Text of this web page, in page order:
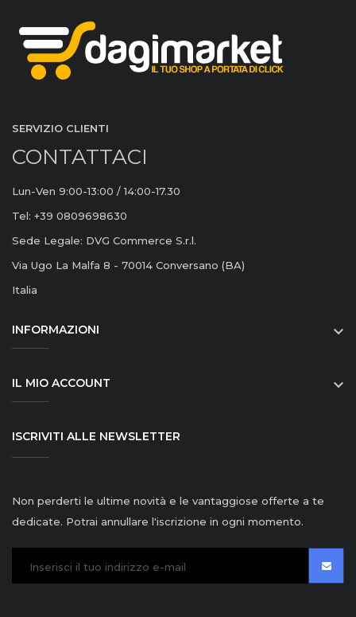
SERVIZIO CLIENTI
CONTATTACI
Lun-Ven 9:00-13:00 / 14:00-17.30
Tel: +39 0809698630
Sede Legale: DVG Commerce S.r.l.
Via Ugo La Malfa 8 - 70014 Conversano (BA)
Italia
INFORMAZIONI 
IL MIO ACCOUNT 
ISCRIVITI ALLE NEWSLETTER
Non perderti le ultime novità e le vantaggiose offerte a te
dedicate. Potrai annullare l'iscrizione in ogni momento.